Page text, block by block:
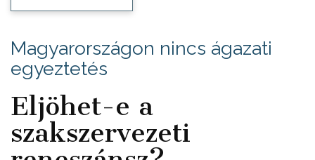
Magyarországon nincs ágazati
egyeztetés
Eljöhet-e a
szakszervezeti